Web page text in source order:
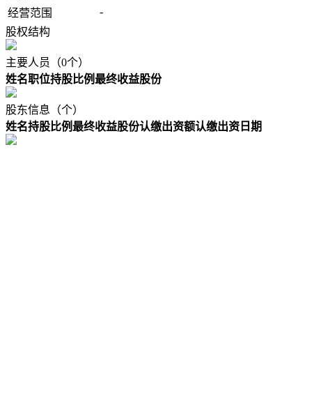
经营范围
-
股权结构
主要人员（0个）
姓名职位持股比例最终收益股份
股东信息（个）
姓名持股比例最终收益股份认缴出资额认缴出资日期